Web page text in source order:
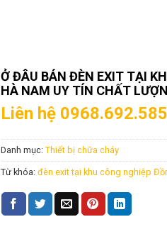
Ở ĐÂU BÁN ĐÈN EXIT TẠI
HÀ NAM UY TÍN CHẤT
Liên hệ 0968.692.585
Danh mục: Thiết bị chữa cháy
Từ khóa: đèn exit tại khu công nghiệp